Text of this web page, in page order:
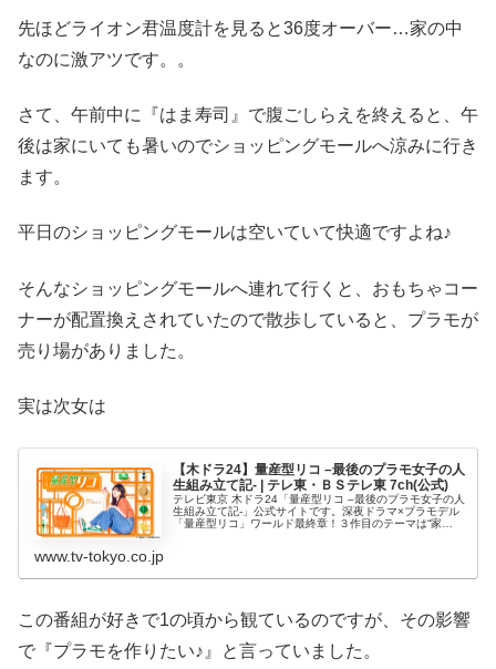
先ほどライオン君温度計を見ると36度オーバー…家の中
なのに激アツです。。
さて、午前中に『はま寿司』で腹ごしらえを終えると、午
後は家にいても暑いのでショッピングモールへ涼みに行き
ます。
平日のショッピングモールは空いていて快適ですよね♪
そんなショッピングモールへ連れて行くと、おもちゃコー
ナーが配置換えされていたので散歩していると、プラモが
売り場がありました。
実は次女は
【木ドラ24】量産型リコ –最後のプラモ女子の人
生組み立て記- | テレ東・ＢＳテレ東 7ch(公式)
テレビ東京 木ドラ24「量産型リコ –最後のプラモ女子の人
生組み立て記-」公式サイトです。深夜ドラマ×プラモデル
「量産型リコ」ワールド最終章！３作目のテーマは“家
www.tv-tokyo.co.jp
この番組が好きで1の頃から観ているのですが、その影響
で『プラモを作りたい♪』と言っていました。